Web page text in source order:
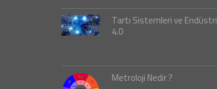
Tartı Sistemleri ve Endüstri
4.0
Metroloji Nedir ?